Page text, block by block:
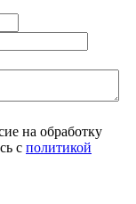
на обработку
с политикой